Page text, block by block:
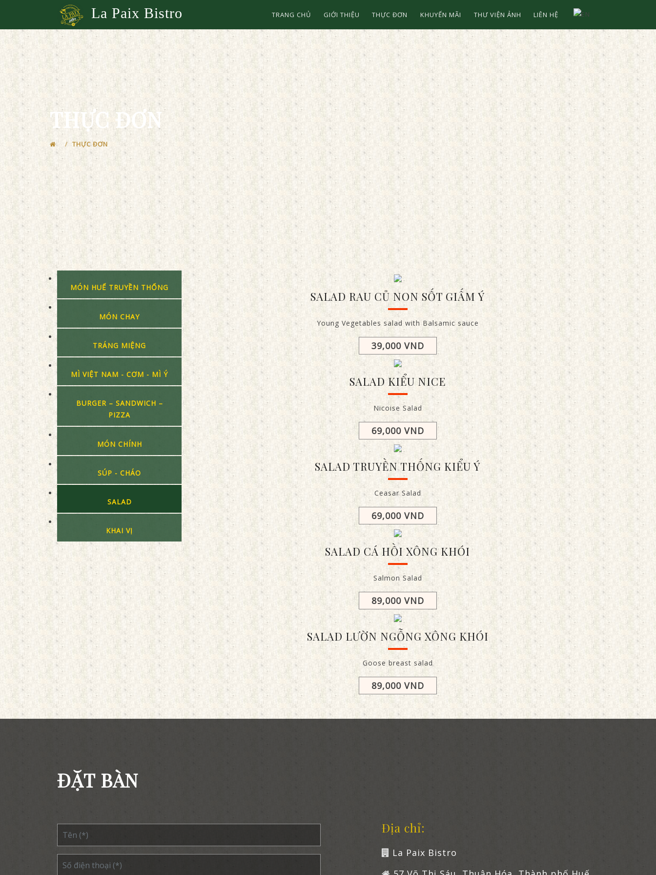
La Paix Bistro TRANG CHỦ GIỚI THIỆU THỰC ĐƠN KHUYẾN MÃI THƯ VIỆN ẢNH LIÊN HỆ
THỰC ĐƠN
THỰC ĐƠN
MÓN HUẾ TRUYỀN THỐNG
MÓN CHAY
TRÁNG MIỆNG
MÌ VIỆT NAM - CƠM - MÌ Ý
BURGER – SANDWICH –
PIZZA
MÓN CHÍNH
SÚP - CHÁO
SALAD
KHAI VỊ
SALAD RAU CỦ NON SỐT GIẤM Ý
Young Vegetables salad with Balsamic sauce
39,000 VND
SALAD KIỂU NICE
Nicoise Salad
69,000 VND
SALAD TRUYỀN THỐNG KIỂU Ý
Ceasar Salad
69,000 VND
SALAD CÁ HỒI XÔNG KHÓI
Salmon Salad
89,000 VND
SALAD LƯỜN NGỖNG XÔNG KHÓI
Goose breast salad
89,000 VND
ĐẶT BÀN
Địa chỉ:
La Paix Bistro